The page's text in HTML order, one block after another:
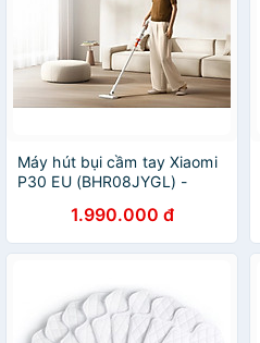
Máy hút bụi cầm tay Xiaomi
P30 EU (BHR08JYGL) -
1.990.000 đ